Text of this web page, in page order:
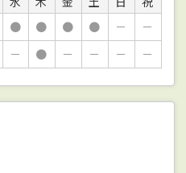
● ● ● ● －
－
－ ● － － － －